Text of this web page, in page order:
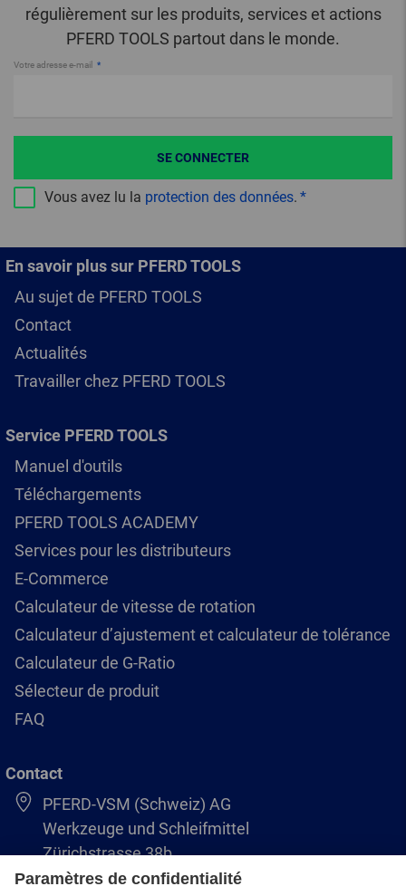
régulièrement sur les produits, services et actions
PFERD TOOLS partout dans le monde.
Votre adresse e-mail
Vous avez lu la protection des données.
SE CONNECTER
En savoir plus sur PFERD TOOLS
Au sujet de PFERD TOOLS
Contact
Actualités
Travailler chez PFERD TOOLS
Service PFERD TOOLS
Manuel d'outils
Téléchargements
PFERD TOOLS ACADEMY
Services pour les distributeurs
E-Commerce
Calculateur de vitesse de rotation
Calculateur d’ajustement et calculateur de tolérance
Calculateur de G-Ratio
Sélecteur de produit
FAQ
Contact
PFERD-VSM (Schweiz) AG
Werkzeuge und Schleifmittel
Zürichstrasse 38b
8306 Brüttisellen